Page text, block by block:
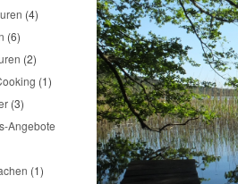
(4)
(6)
(2)
(1)
(3)
Angebote
(1)